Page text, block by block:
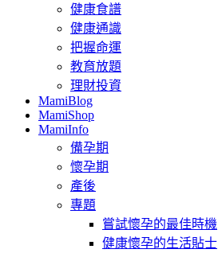
健康食譜
健康通識
把握命運
教育放題
理財投資
MamiBlog
MamiShop
MamiInfo
備孕期
懷孕期
產後
專題
嘗試懷孕的最佳時機
健康懷孕的生活貼士